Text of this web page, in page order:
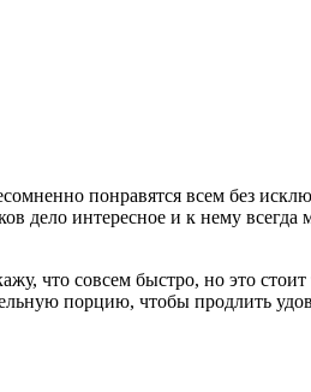
понравятся всем без
дело интересное и к нему
что совсем быстро, но это
порцию, чтобы продлить